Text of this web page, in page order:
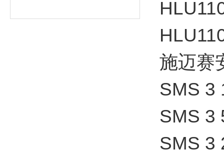
施迈赛
SMS 3
SMS 3
SMS 3